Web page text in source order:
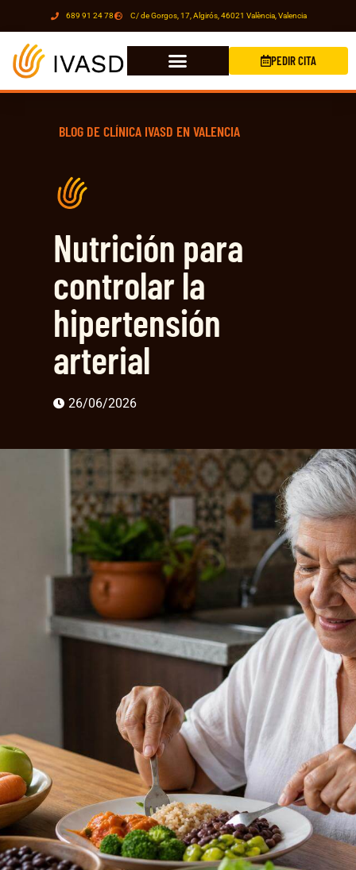
689 91 24 78 C/ de Gorgos, 17, Algirós, 46021 València, Valencia
PEDIR CITA
BLOG DE CLÍNICA IVASD EN VALENCIA
Nutrición para
controlar la
hipertensión
arterial
26/06/2026